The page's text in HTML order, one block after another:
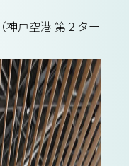
神戸空港 第２ター